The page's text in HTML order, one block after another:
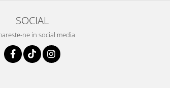
SOCIAL
ne in social media